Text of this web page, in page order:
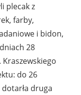
plecak z
farby,
i bidon,
28
Kraszewskiego
do 26
druga